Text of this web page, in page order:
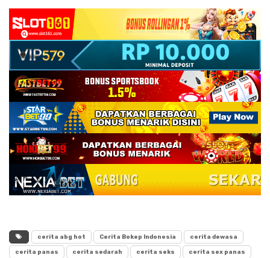
cerita abg hot Cerita Bokep Indonesia cerita dewasa
cerita panas cerita sedarah cerita seks cerita sex panas